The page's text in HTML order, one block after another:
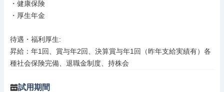
・健康保険
・厚生年金
待遇・福利厚生:
昇給：年1回、賞与年2回、決算賞与年1回（昨年支給実績有）各
種社会保険完備、退職金制度、持株会
試用期間